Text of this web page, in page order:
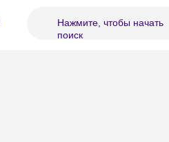
Нажмите, чтобы начать
поиск